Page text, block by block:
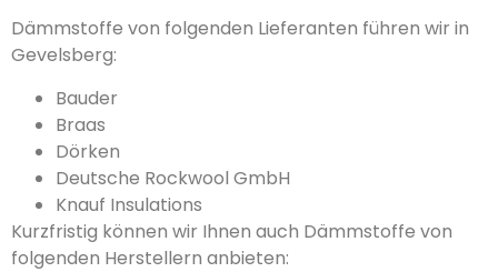
Dämmstoffe von folgenden Lieferanten führen wir in
Gevelsberg:
Bauder
Braas
Dörken
Deutsche Rockwool GmbH
Knauf Insulations
Kurzfristig können wir Ihnen auch Dämmstoffe von
folgenden Herstellern anbieten: